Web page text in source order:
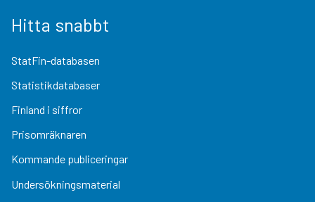
Hitta snabbt
StatFin-databasen
Statistikdatabaser
Finland i siffror
Prisomräknaren
Kommande publiceringar
Undersökningsmaterial